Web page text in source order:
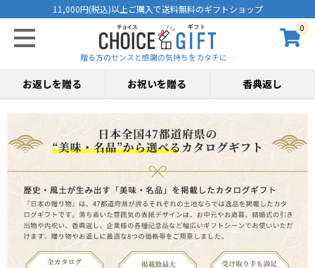
11,000円(税込)以上ご購入で送料無料のギフトショップ
0
贈る方のセンスと感謝の気持ちをカタチに…
お返しを贈る お祝いを贈る 香典返し